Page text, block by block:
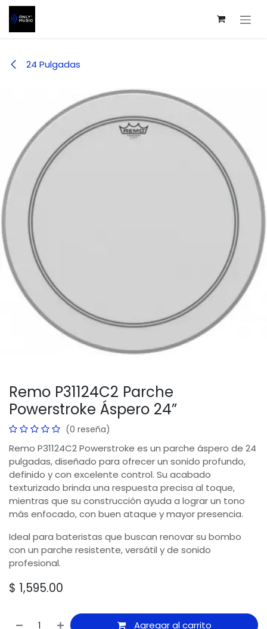
Ir al contenido
24 Pulgadas
Remo P31124C2 Parche
Powerstroke Áspero 24”
(0 reseña)
Remo P31124C2 Powerstroke es un parche áspero de 24
pulgadas, diseñado para ofrecer un sonido profundo,
definido y con excelente control. Su acabado
texturizado brinda una respuesta precisa al toque,
mientras que su construcción ayuda a lograr un tono
más enfocado, con buen ataque y mayor presencia.
Ideal para bateristas que buscan renovar su bombo
con un parche resistente, versátil y de sonido
profesional.
$ 1,595.00
Agregar al carrito